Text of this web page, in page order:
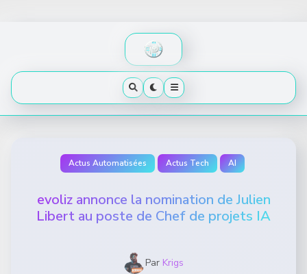
Actus Automatisées Actus Tech AI
evoliz annonce la nomination de Julien
Libert au poste de Chef de projets IA
Par Krigs